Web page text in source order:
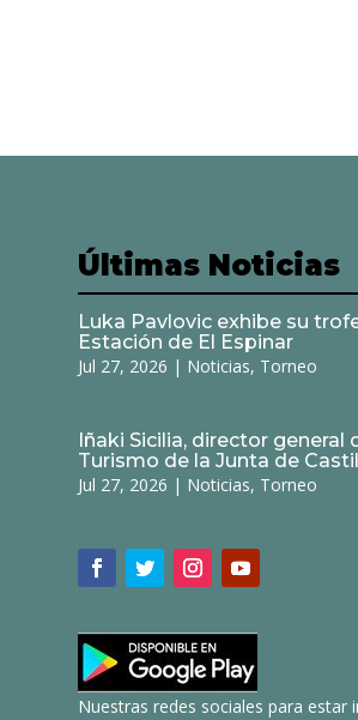
Últimas Noticias
Luka Pavlovic exhibe su
Estación de El Espinar
Jul 27, 2026 | Noticias, Torneo
Iñaki Sicilia, director general
Turismo de la Junta de
Jul 27, 2026 | Noticias, Torneo
Nuestras redes sociales para estar